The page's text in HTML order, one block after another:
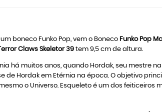
boneco Funko Pop, vem o Boneco Funko Pop
Claws Skeletor 39 tem 9,5 cm de altura.
há muitos anos, quando Hordak, seu mestre
Hordak em Etérnia na época. O objetivo
o Universo. Esqueleto é um dos feiticeiros